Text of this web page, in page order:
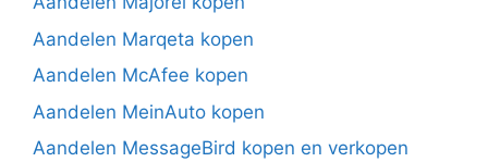
Aandelen Marqeta kopen
Aandelen McAfee kopen
Aandelen MeinAuto kopen
Aandelen MessageBird kopen en verkopen